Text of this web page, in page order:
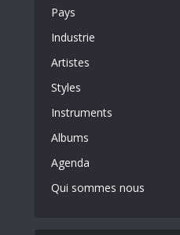
Pays
Industrie
Artistes
Styles
Instruments
Albums
Agenda
Qui sommes nous